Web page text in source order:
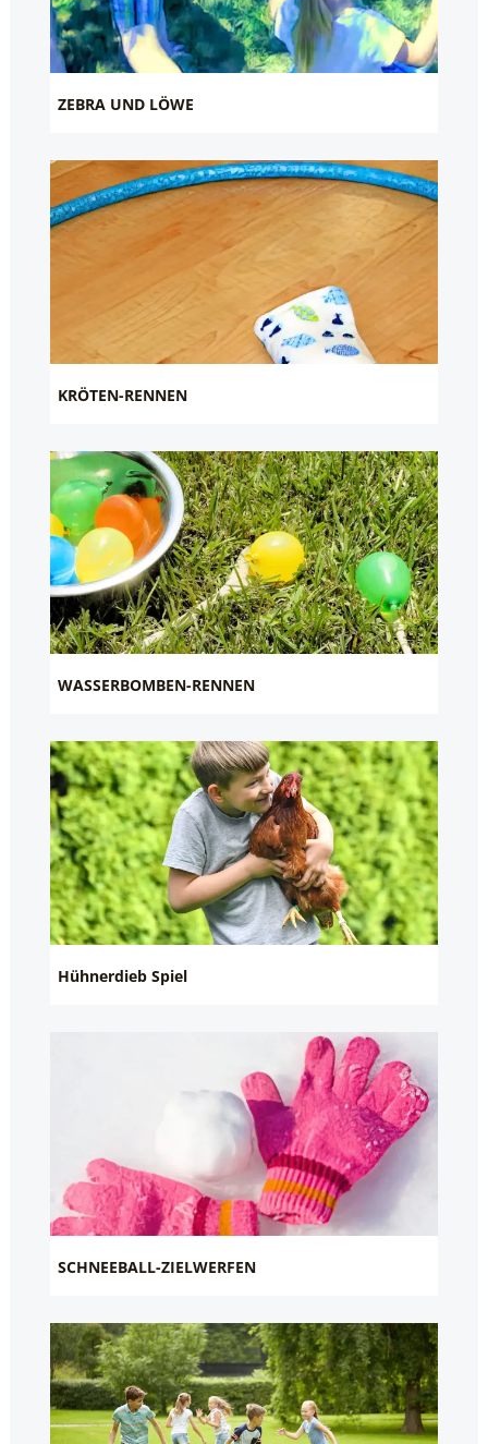
ZEBRA UND LÖWE
KRÖTEN-RENNEN
WASSERBOMBEN-RENNEN
Hühnerdieb Spiel
SCHNEEBALL-ZIELWERFEN